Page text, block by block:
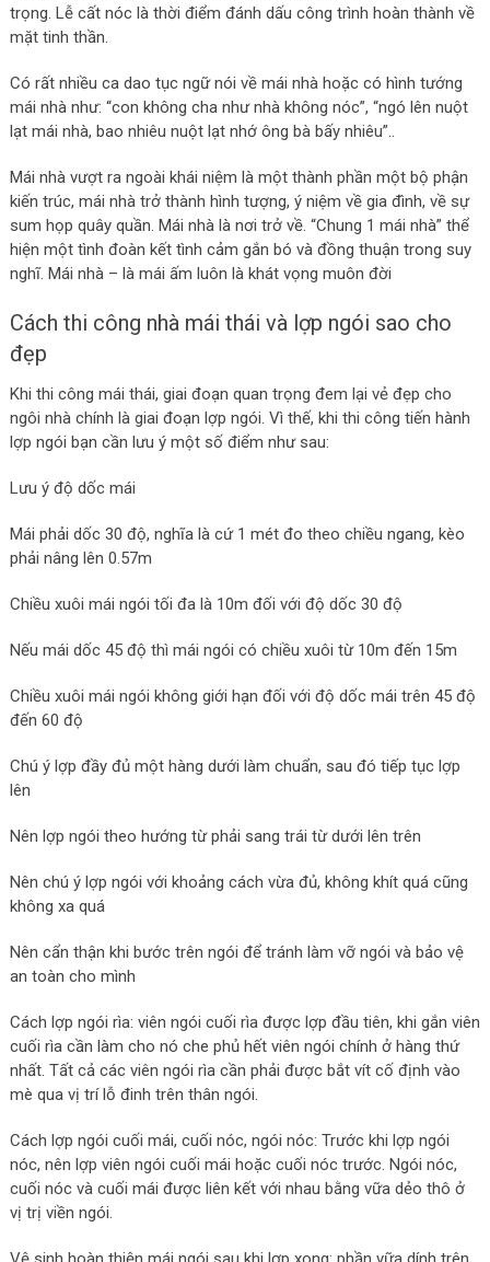
trọng. Lễ cất nóc là thời điểm đánh dấu công trình hoàn thành về
mặt tinh thần.
Có rất nhiều ca dao tục ngữ nói về mái nhà hoặc có hình tướng
mái nhà như: “con không cha như nhà không nóc”, “ngó lên nuột
lạt mái nhà, bao nhiêu nuột lạt nhớ ông bà bấy nhiêu”..
Mái nhà vượt ra ngoài khái niệm là một thành phần một bộ phận
kiến trúc, mái nhà trở thành hình tượng, ý niệm về gia đình, về sự
sum họp quây quần. Mái nhà là nơi trở về. “Chung 1 mái nhà” thể
hiện một tình đoàn kết tình cảm gắn bó và đồng thuận trong suy
nghĩ. Mái nhà – là mái ấm luôn là khát vọng muôn đời
Cách thi công nhà mái thái và lợp ngói sao cho
đẹp
Khi thi công mái thái, giai đoạn quan trọng đem lại vẻ đẹp cho
ngôi nhà chính là giai đoạn lợp ngói. Vì thế, khi thi công tiến hành
lợp ngói bạn cần lưu ý một số điểm như sau:
Lưu ý độ dốc mái
Mái phải dốc 30 độ, nghĩa là cứ 1 mét đo theo chiều ngang, kèo
phải nâng lên 0.57m
Chiều xuôi mái ngói tối đa là 10m đối với độ dốc 30 độ
Nếu mái dốc 45 độ thì mái ngói có chiều xuôi từ 10m đến 15m
Chiều xuôi mái ngói không giới hạn đối với độ dốc mái trên 45 độ
đến 60 độ
Chú ý lợp đầy đủ một hàng dưới làm chuẩn, sau đó tiếp tục lợp
lên
Nên lợp ngói theo hướng từ phải sang trái từ dưới lên trên
Nên chú ý lợp ngói với khoảng cách vừa đủ, không khít quá cũng
không xa quá
Nên cẩn thận khi bước trên ngói để tránh làm vỡ ngói và bảo vệ
an toàn cho mình
Cách lợp ngói rìa: viên ngói cuối rìa được lợp đầu tiên, khi gắn viên
cuối rìa cần làm cho nó che phủ hết viên ngói chính ở hàng thứ
nhất. Tất cả các viên ngói rìa cần phải được bắt vít cố định vào
mè qua vị trí lỗ đinh trên thân ngói.
Cách lợp ngói cuối mái, cuối nóc, ngói nóc: Trước khi lợp ngói
nóc, nên lợp viên ngói cuối mái hoặc cuối nóc trước. Ngói nóc,
cuối nóc và cuối mái được liên kết với nhau bằng vữa dẻo thô ở
vị trị viền ngói.